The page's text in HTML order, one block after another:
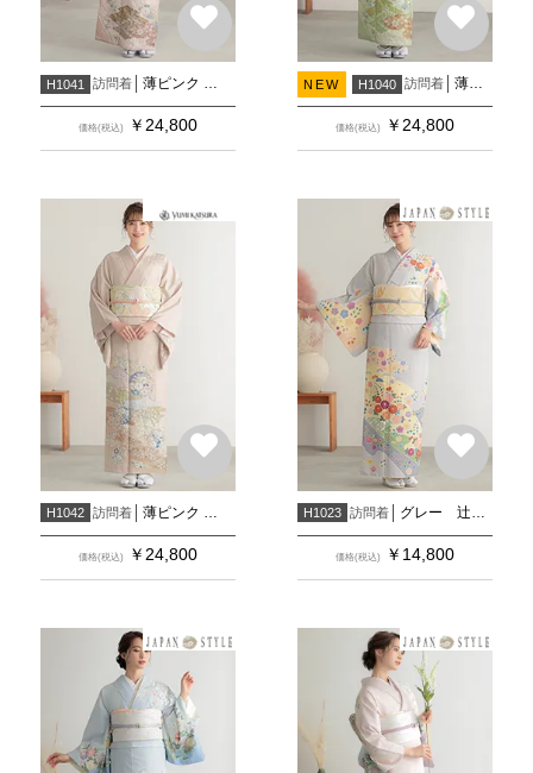
H1041 訪問着 薄ピンク 金通し辻が花風 雲型に松川菱
価格(税込) ￥ 24,800
NEW H1040 訪問着 薄緑 金通し 辻が花風 雲型に松川菱
価格(税込) ￥24,800
H1042 訪問着 薄ピンク 金通し 辻が花風 花丸文疋田遠山
価格(税込) ￥ 24,800
H1023 訪問着 グレー 辻が花風吉祥花柄(H1024)
価格(税込) ￥ 14,800